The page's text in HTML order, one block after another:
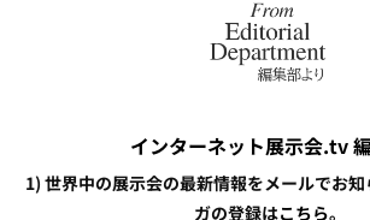
インターネット展示会.tv
1) 世界中の展示会の最新情報をメールでお
ガの登録はこちら。